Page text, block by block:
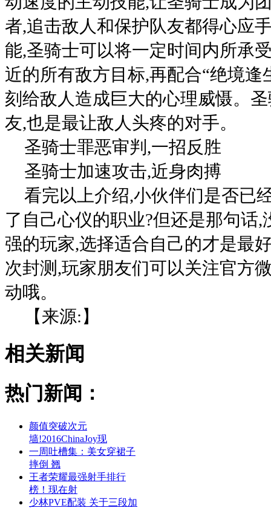
者,追击敌人和保护队友都得心应
能,圣骑士可以将一定时间内所承
近的所有敌方目标,再配合“绝境逢
刻给敌人造成巨大的心理威慑。
友,也是最让敌人头疼的对手。
圣骑士罪恶审判,一招反胜
圣骑士加速攻击,近身肉搏
看完以上介绍,小伙伴们是否已
了自己心仪的职业?但还是那句话
强的玩家,选择适合自己的才是最
次封测,玩家朋友们可以关注官方
动哦。
【来源:】
相关新闻
热门新闻：
颜值突破次元
墙!2016ChinaJoy现
一周吐槽集：美女穿裙子
摔倒 翘
王者荣耀最强射手排行
榜！现在射
少林PVE配装 关于三段加